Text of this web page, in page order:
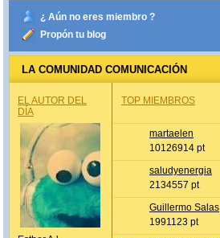
¿ Aún no eres miembro ?
Propón tu blog
LA COMUNIDAD COMUNICACIÓN
EL AUTOR DEL
DÍA
TOP MIEMBROS
martaelen
10126914 pt
saludyenergia
2134557 pt
Guillermo Salas
1991123 pt